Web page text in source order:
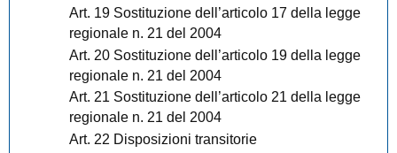
Art. 19 Sostituzione dell’articolo 17 della legge
regionale n. 21 del 2004
Art. 20 Sostituzione dell’articolo 19 della legge
regionale n. 21 del 2004
Art. 21 Sostituzione dell’articolo 21 della legge
regionale n. 21 del 2004
Art. 22 Disposizioni transitorie